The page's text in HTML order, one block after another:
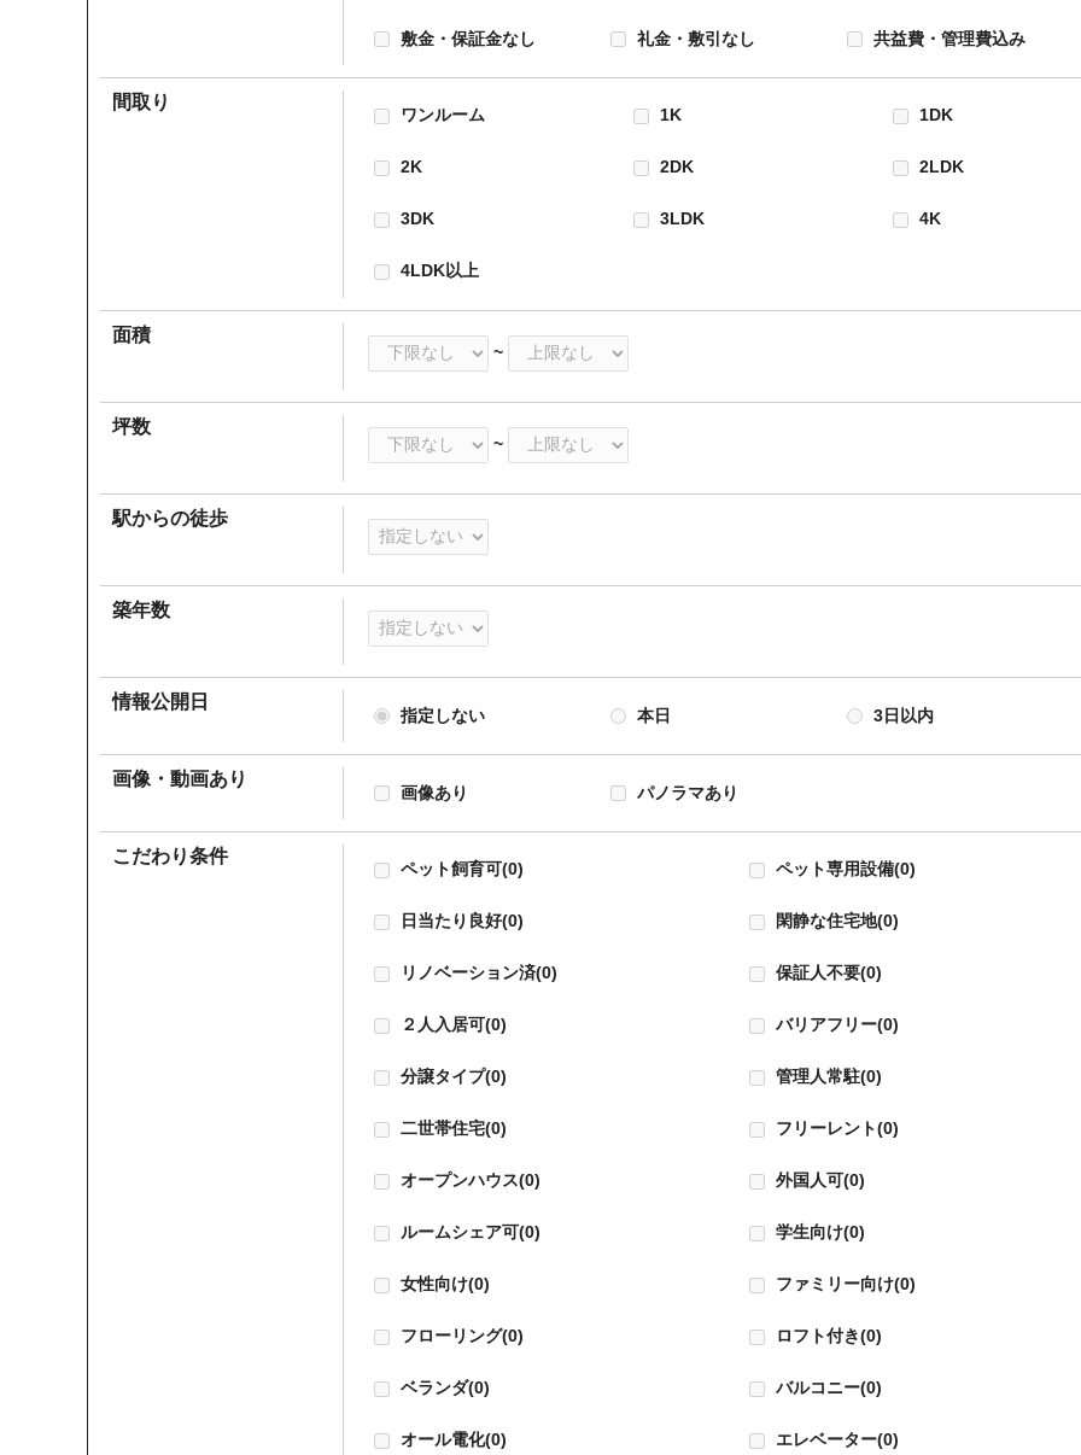
敷金・保証金なし 礼金・敷引なし 共益費・管理費込み
間取り
ワンルーム 1K 1DK
2K 2DK 2LDK
3DK 3LDK 4K
4LDK以上
面積
~
坪数
~
駅からの徒歩
築年数
情報公開日
指定しない 本日 3日以内
画像・動画あり
画像あり パノラマあり
こだわり条件
ペット飼育可(0) ペット専用設備(0)
日当たり良好(0) 閑静な住宅地(0)
リノベーション済(0) 保証人不要(0)
２人入居可(0) バリアフリー(0)
分譲タイプ(0) 管理人常駐(0)
二世帯住宅(0) フリーレント(0)
オープンハウス(0) 外国人可(0)
ルームシェア可(0) 学生向け(0)
女性向け(0) ファミリー向け(0)
フローリング(0) ロフト付き(0)
ベランダ(0) バルコニー(0)
オール電化(0) エレベーター(0)